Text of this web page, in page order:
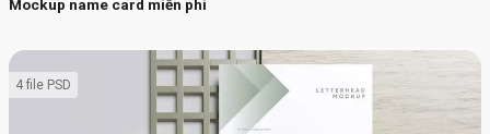
Mockup name card miễn phí
4 file PSD